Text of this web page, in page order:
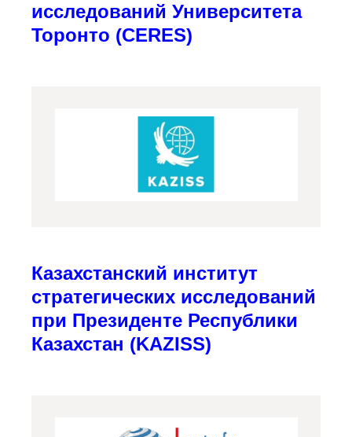
исследований Университета
Торонто (CERES)
Казахстанский институт
стратегических исследований
при Президенте Республики
Казахстан (KAZISS)